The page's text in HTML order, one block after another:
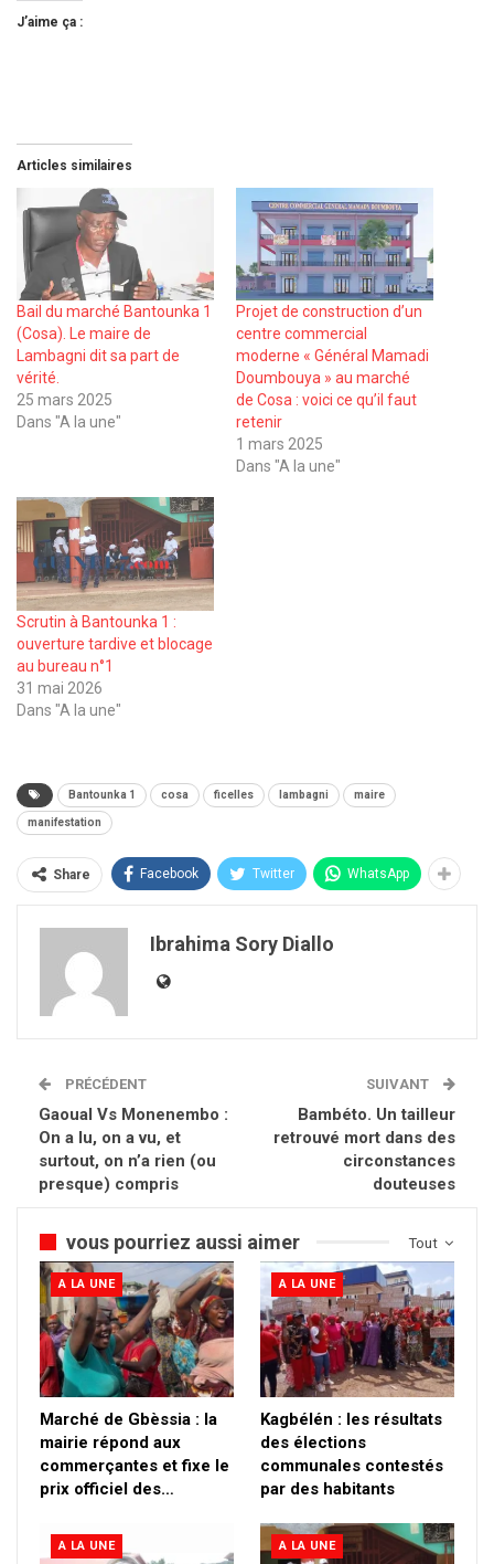
J’aime ça :
Articles similaires
Bail du marché Bantounka 1
(Cosa). Le maire de
Lambagni dit sa part de
vérité.
25 mars 2025
Dans "A la une"
Projet de construction d’un
centre commercial
moderne « Général Mamadi
Doumbouya » au marché
de Cosa : voici ce qu’il faut
retenir
1 mars 2025
Dans "A la une"
Scrutin à Bantounka 1 :
ouverture tardive et blocage
au bureau n°1
31 mai 2026
Dans "A la une"
Bantounka 1 cosa ficelles lambagni maire
manifestation
Share Facebook Twitter WhatsApp
Ibrahima Sory Diallo
PRÉCÉDENT
Gaoual Vs Monenembo :
On a lu, on a vu, et
surtout, on n’a rien (ou
presque) compris
SUIVANT
Bambéto. Un tailleur
retrouvé mort dans des
circonstances
douteuses
Tout
vous pourriez aussi aimer
A LA UNE
Marché de Gbèssia : la
mairie répond aux
commerçantes et fixe le
prix officiel des…
A LA UNE
Kagbélén : les résultats
des élections
communales contestés
par des habitants
A LA UNE A LA UNE